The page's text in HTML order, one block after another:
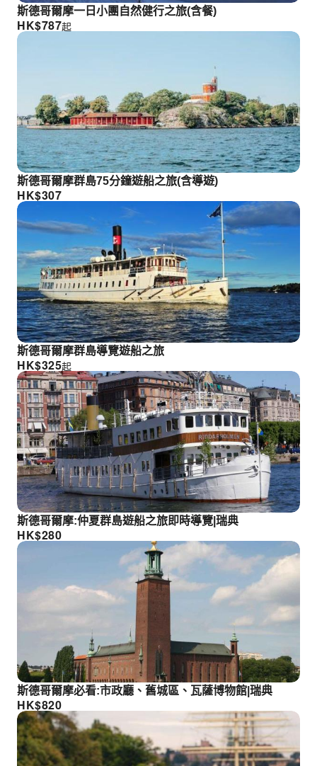
斯德哥爾摩一日小團自然健行之旅(含餐)
HK$787起
斯德哥爾摩群島75分鐘遊船之旅(含導遊)
HK$307
斯德哥爾摩群島導覽遊船之旅
HK$325起
斯德哥爾摩:仲夏群島遊船之旅即時導覽|瑞典
HK$280
斯德哥爾摩必看:市政廳、舊城區、瓦薩博物館|瑞典
HK$820